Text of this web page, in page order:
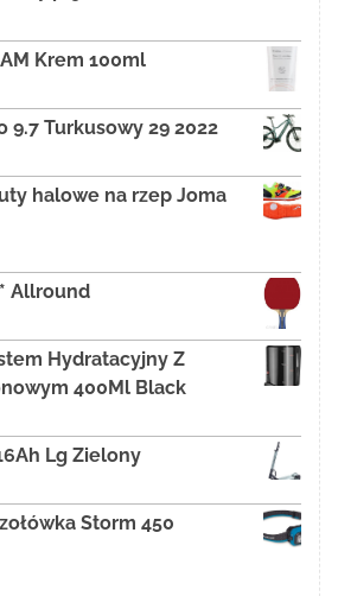
Krem 100ml
9.7 Turkusowy 29 2022
halowe na rzep Joma
Allround
Hydratacyjny Z
400Ml Black
Lg Zielony
Storm 450